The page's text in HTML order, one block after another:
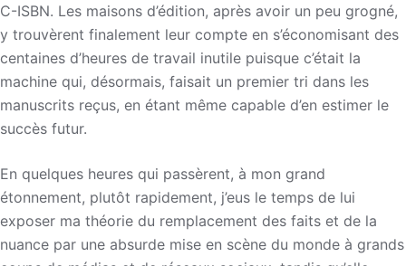
C-ISBN. Les maisons d’édition, après avoir un peu grogné,
y trouvèrent finalement leur compte en s’économisant des
centaines d’heures de travail inutile puisque c’était la
machine qui, désormais, faisait un premier tri dans les
manuscrits reçus, en étant même capable d’en estimer le
succès futur.
En quelques heures qui passèrent, à mon grand
étonnement, plutôt rapidement, j’eus le temps de lui
exposer ma théorie du remplacement des faits et de la
nuance par une absurde mise en scène du monde à grands